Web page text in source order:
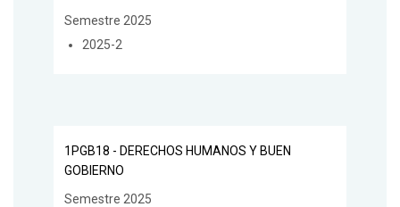
Semestre 2025
2025-2
1PGB18 - DERECHOS HUMANOS Y BUEN
GOBIERNO
Semestre 2025